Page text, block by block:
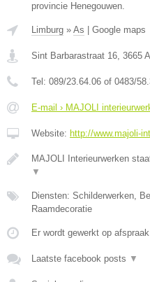
provincie Henegouwen.
Limburg » As Google maps
Sint Barbarastraat 16, 3665
Tel: 089/23.64.06 of 0483/
E-mail › MAJOLI
Website: http://www.majoli-
MAJOLI Interieurwerken
▼
Diensten: Schilderwerken,
Raamdecoratie
Er wordt gewerkt op
Laatste facebook posts ▼